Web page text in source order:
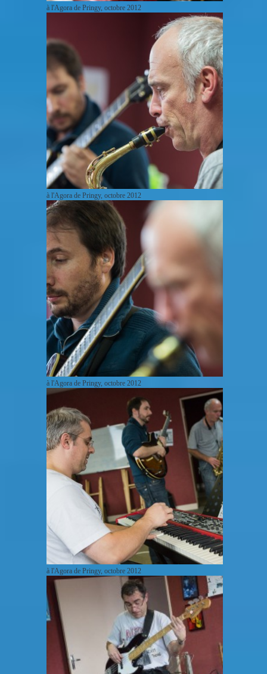
à l'Agora de Pringy, octobre 2012
à l'Agora de Pringy, octobre 2012
à l'Agora de Pringy, octobre 2012
à l'Agora de Pringy, octobre 2012